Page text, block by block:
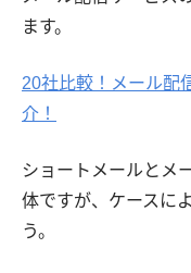
ます。
20社比較！メール配
介！
ショートメールとメ
体ですが、ケースに
う。